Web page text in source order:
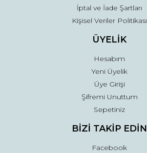
İptal ve İade Şartları
Kişisel Veriler Politikası
ÜYELİK
Hesabım
Yeni Üyelik
Üye Girişi
Şifremi Unuttum
Sepetiniz
BİZİ TAKİP EDİN
Facebook